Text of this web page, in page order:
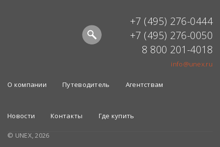
+7 (495) 276-0444
+7 (495) 276-0050
8 800 201-4018
info@unex.ru
О компании Путеводитель Агентствам
Новости Контакты Где купить
© UNEX, 2026